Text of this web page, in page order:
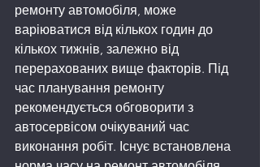
ремонту автомобіля, може
варіюватися від кількох годин до
кількох тижнів, залежно від
перерахованих вище факторів. Під
час планування ремонту
рекомендується обговорити з
автосервісом очікуваний час
виконання робіт. Існує встановлена